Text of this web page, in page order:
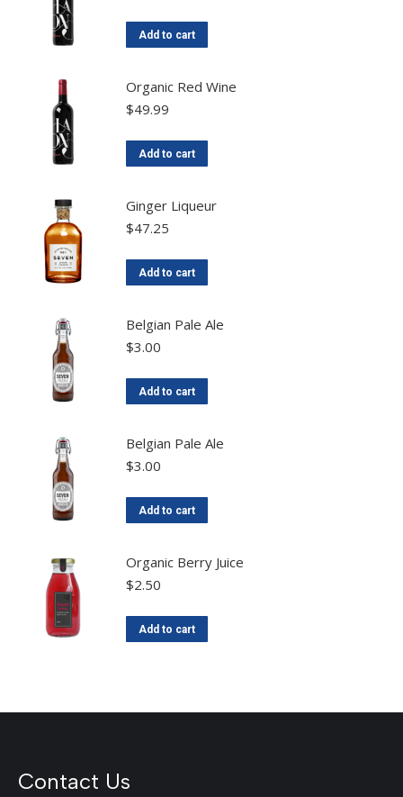
Add to cart
Organic Red Wine
$49.99
Add to cart
Ginger Liqueur
$47.25
Add to cart
Belgian Pale Ale
$3.00
Add to cart
Belgian Pale Ale
$3.00
Add to cart
Organic Berry Juice
$2.50
Add to cart
Contact Us